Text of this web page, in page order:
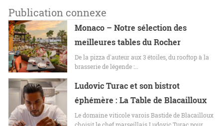
Publication connexe
Monaco – Notre sélection des
meilleures tables du Rocher
De la pizza d'auteur aux 3 étoiles, du rooftop à la
brasserie de légende :…
Ludovic Turac et son bistrot
éphémère : La Table de Blacailloux
Le domaine viticole varois Bastide de Blacailloux